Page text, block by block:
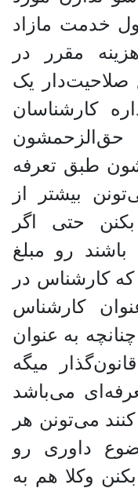
خدمت مازاد
مقرر در
صلاحیت‌دار یک
کارشناسان
حق‌الزحمشون
طبق تعرفه
بیشتر از
حتی اگر
رو مبلغ
کارشناس در
کارشناس
به عنوان
میگه
می‌باشد
می‌تونن هر
داوری رو
وکلا هم به